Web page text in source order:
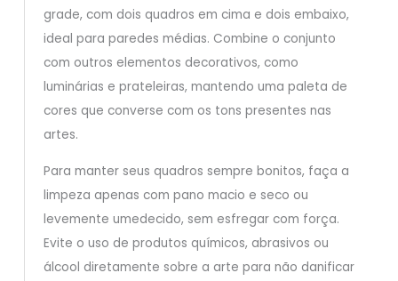
grade, com dois quadros em cima e dois embaixo,
ideal para paredes médias. Combine o conjunto
com outros elementos decorativos, como
luminárias e prateleiras, mantendo uma paleta de
cores que converse com os tons presentes nas
artes.
Para manter seus quadros sempre bonitos, faça a
limpeza apenas com pano macio e seco ou
levemente umedecido, sem esfregar com força.
Evite o uso de produtos químicos, abrasivos ou
álcool diretamente sobre a arte para não danificar